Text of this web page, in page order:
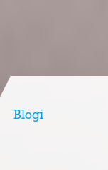
Blogi